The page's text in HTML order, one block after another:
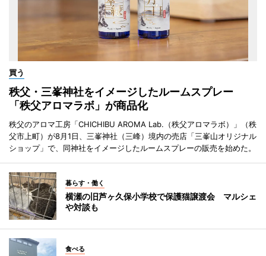
買う
秩父・三峯神社をイメージしたルームスプレー
「秩父アロマラボ」が商品化
秩父のアロマ工房「CHICHIBU AROMA Lab.（秩父アロマラボ）」（秩
父市上町）が8月1日、三峯神社（三峰）境内の売店「三峯山オリジナル
ショップ」で、同神社をイメージしたルームスプレーの販売を始めた。
暮らす・働く
横瀬の旧芦ヶ久保小学校で保護猫譲渡会 マルシェ
や対談も
食べる